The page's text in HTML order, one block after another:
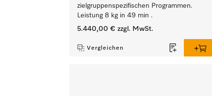
zielgruppenspezifischen Programmen.
Leistung 8 kg in 49 min .
5.440,00 € zzgl. MwSt.
Vergleichen